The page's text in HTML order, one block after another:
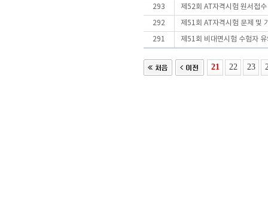
293 제52회 AT자격시험 원서접
292 제51회 AT자격시험 문제 및
291 제51회 비대면시험 수험자
21 22 23